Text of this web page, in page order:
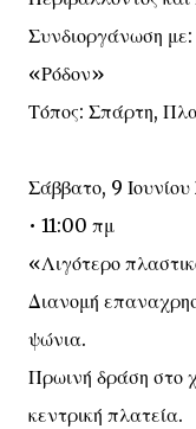
Συνδιοργάνωση
«Ρόδον»
Τόπος: Σπάρτη,
Σάββατο, 9
• 11:00 πμ
«Λιγότερο
Διανομή
ψώνια.
Πρωινή δράση στο
κεντρική πλατεία.